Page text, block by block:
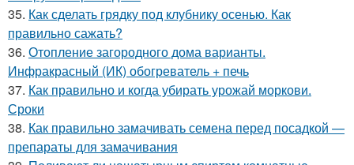
35. Как сделать грядку под клубнику осенью. Как
правильно сажать?
36. Отопление загородного дома варианты.
Инфракрасный (ИК) обогреватель + печь
37. Как правильно и когда убирать урожай моркови.
Сроки
38. Как правильно замачивать семена перед посадкой —
препараты для замачивания